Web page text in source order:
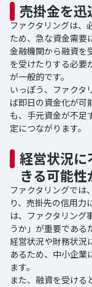
売掛金を迅
ファクタリングは、
ため、急な資金需要
金融機関から融資を
を受けたりする必要
が一般的です。
いっぽう、ファクタ
ば即日の資金化が可
も、手元資金が不足
定につながります。
経営状況に
きる可能性
ファクタリングでは
り、売掛先の信用力
は、ファクタリング
うか」が重要である
経営状況や財務状況
あるため、中小企業
ます。
また、融資を受ける